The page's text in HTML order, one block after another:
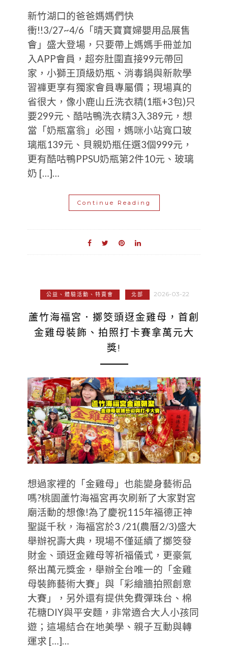
新竹湖口的爸爸媽媽們快
衝!!3/27~4/6「晴天寶寶婦嬰用品展售
會」盛大登場，只要帶上媽媽手冊並加
入APP會員，超夯肚圍直接99元帶回
家，小獅王頂級奶瓶、消毒鍋與新款學
習褲更享有獨家會員專屬價；現場真的
省很大，像小鹿山丘洗衣精(1瓶+3包)只
要299元、酷咕鴨洗衣精3入389元，想
當「奶瓶富翁」必囤，媽咪小站寬口玻
璃瓶139元、貝親奶瓶任選3個999元，
更有酷咕鴨PPSU奶瓶第2件10元、玻璃
奶 […]…
Continue Reading
公益、體驗活動、特賣會 北部 2026-03-22
蘆竹海福宮．擲筊頭迓金雞母，首創
金雞母裝飾、拍照打卡賽拿萬元大
獎!
想過家裡的「金雞母」也能變身藝術品
嗎?桃園蘆竹海福宮再次刷新了大家對宮
廟活動的想像!為了慶祝115年福德正神
聖誕千秋，海福宮於3 /21(農曆2/3)盛大
舉辦祝壽大典，現場不僅延續了擲筊發
財金、頭迓金雞母等祈福儀式，更豪氣
祭出萬元獎金，舉辦全台唯一的「金雞
母裝飾藝術大賽」與「彩繪牆拍照創意
大賽」，另外還有提供免費彈珠台、棉
花糖DIY與平安麵，非常適合大人小孩同
遊；這場結合在地美學、親子互動與轉
運求 […]…